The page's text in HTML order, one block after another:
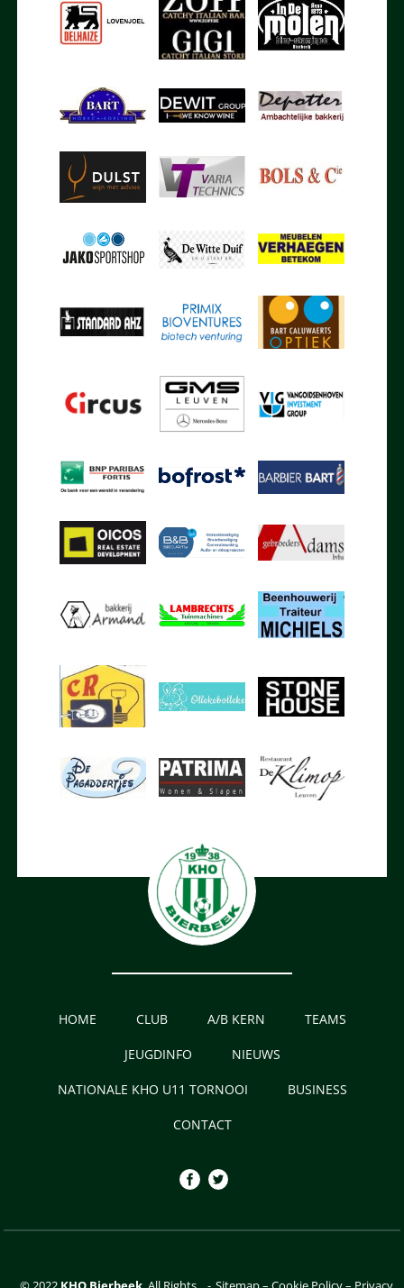
HOME CLUB A/B KERN TEAMS
JEUGDINFO NIEUWS
NATIONALE KHO U11 TORNOOI BUSINESS
CONTACT